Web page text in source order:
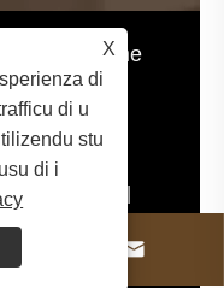
Home
riservati.

X
di
di u
stu
di i